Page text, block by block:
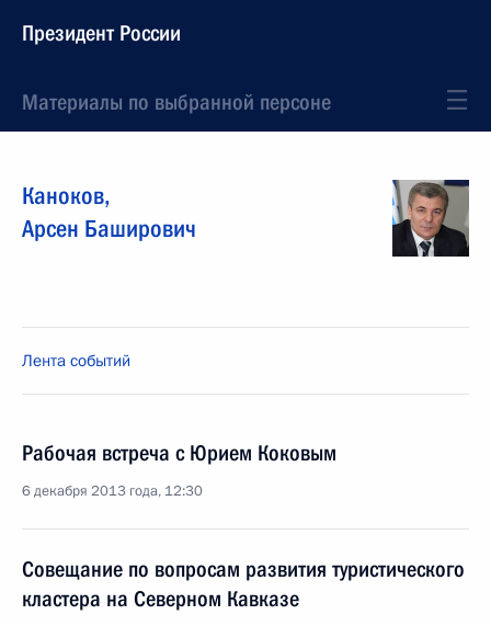
Президент России
Материалы по выбранной персоне
Каноков,
Арсен Баширович
Лента событий
Рабочая встреча с Юрием Коковым
6 декабря 2013 года, 12:30
Совещание по вопросам развития туристического
кластера на Северном Кавказе